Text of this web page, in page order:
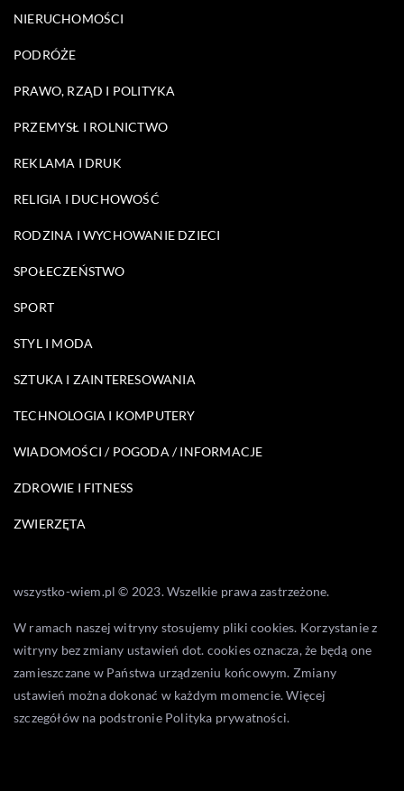
NIERUCHOMOŚCI
PODRÓŻE
PRAWO, RZĄD I POLITYKA
PRZEMYSŁ I ROLNICTWO
REKLAMA I DRUK
RELIGIA I DUCHOWOŚĆ
RODZINA I WYCHOWANIE DZIECI
SPOŁECZEŃSTWO
SPORT
STYL I MODA
SZTUKA I ZAINTERESOWANIA
TECHNOLOGIA I KOMPUTERY
WIADOMOŚCI / POGODA / INFORMACJE
ZDROWIE I FITNESS
ZWIERZĘTA
wszystko-wiem.pl © 2023. Wszelkie prawa zastrzeżone.
W ramach naszej witryny stosujemy pliki cookies. Korzystanie z
witryny bez zmiany ustawień dot. cookies oznacza, że będą one
zamieszczane w Państwa urządzeniu końcowym. Zmiany
ustawień można dokonać w każdym momencie. Więcej
szczegółów na podstronie Polityka prywatności.